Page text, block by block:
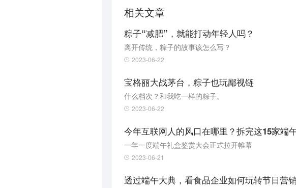
相关文章
粽子“减肥”，就能打动年轻人吗？
离开传统，粽子的故事该怎么写？
2023-06-22
宝格丽大战茅台，粽子也玩鄙视链
什么档次？和我吃一样的粽子。
2023-06-22
今年互联网人的风口在哪里？拆完这15家端
一年一度端午礼盒鉴赏大会正式拉开帷幕
2023-06-21
透过端午大典，看食品企业如何玩转节日营销